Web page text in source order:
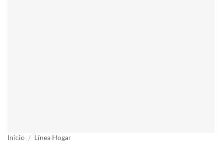
Inicio / Línea Hogar